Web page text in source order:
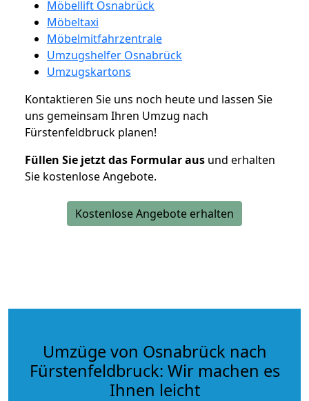
Möbellift Osnabrück
Möbeltaxi
Möbelmitfahrzentrale
Umzugshelfer Osnabrück
Umzugskartons
Kontaktieren Sie uns noch heute und lassen Sie
uns gemeinsam Ihren Umzug nach
Fürstenfeldbruck planen!
Füllen Sie jetzt das Formular aus und erhalten
Sie kostenlose Angebote.
Kostenlose Angebote erhalten
Umzüge von Osnabrück nach
Fürstenfeldbruck: Wir machen es
Ihnen leicht